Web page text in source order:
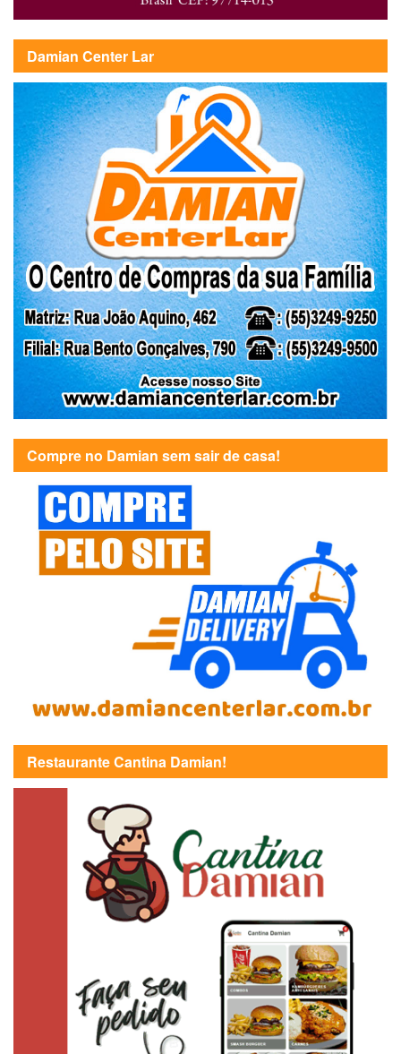
Damian Center Lar
Compre no Damian sem sair de casa!
Restaurante Cantina Damian!